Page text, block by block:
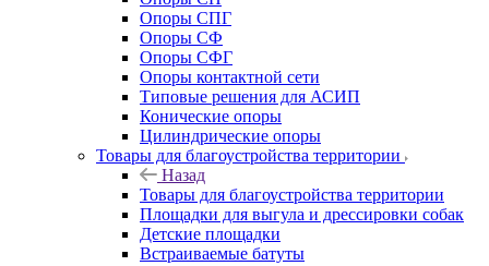
Опоры СПГ
Опоры СФ
Опоры СФГ
Опоры контактной сети
Типовые решения для АСИП
Конические опоры
Цилиндрические опоры
Товары для благоустройства территории
Назад
Товары для благоустройства территории
Площадки для выгула и дрессировки собак
Детские площадки
Встраиваемые батуты